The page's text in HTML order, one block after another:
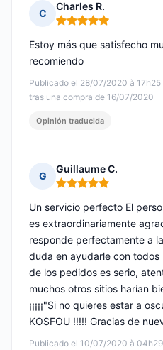
C
Charles R.
Nota: 5 de 5
Publicado el 28/07/2020 à 17h25
tras una compra de 16/07/2020
Estoy más que satisfecho
recomiendo
Opinión traducida
G
Guillaume C.
Nota: 5 de 5
Publicado el 10/07/2020 à 04h29
Un servicio perfecto El
es extraordinariamente
responde perfectamente a
duda en ayudarle con todos
de los pedidos es serio,
muchos otros sitios harían
¡¡¡¡¡"Si no quieres estar a
KOSFOU !!!!! Gracias de